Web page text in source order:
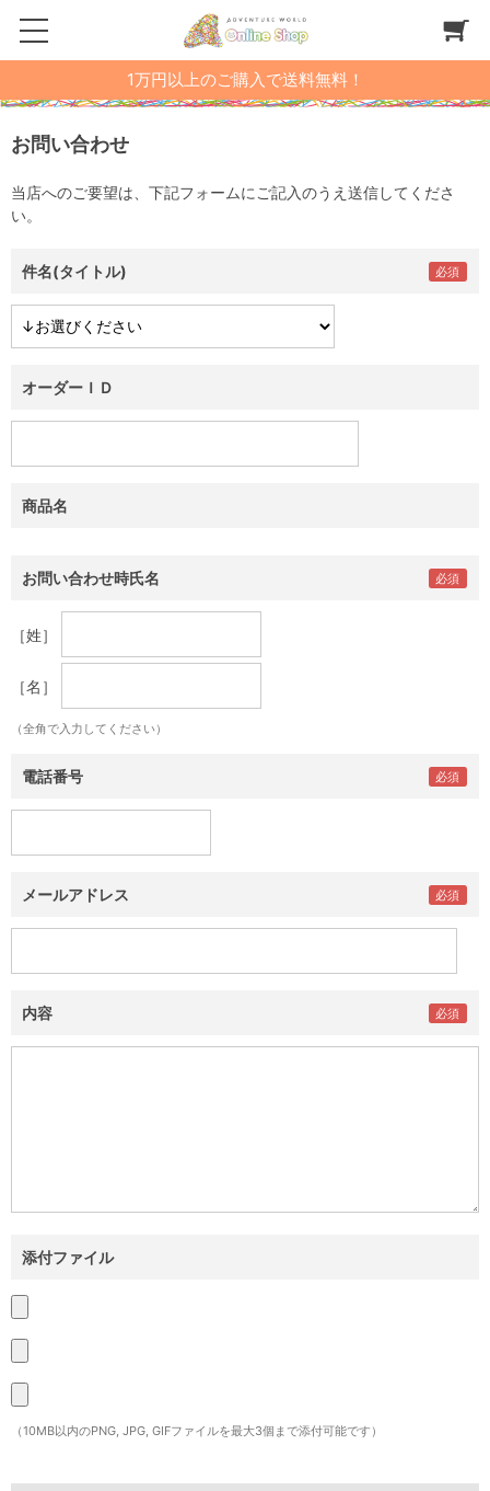
1万円以上のご購入で送料無料！
お問い合わせ
当店へのご要望は、下記フォームにご記入のうえ送信してくださ
い。
件名(タイトル)
オーダーＩＤ
商品名
お問い合わせ時氏名
［姓］
［名］
（全角で入力してください）
電話番号
メールアドレス
内容
添付ファイル
（10MB以内のPNG, JPG, GIFファイルを最大3個まで添付可能です）